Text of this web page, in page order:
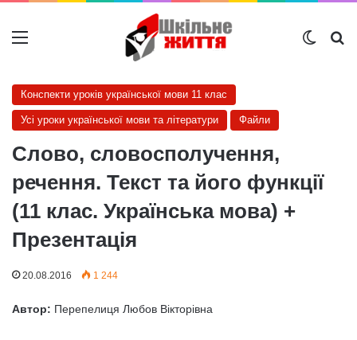
Меню
Конспекти уроків української мови 11 клас
Усі уроки української мови та літератури Файли
Слово, словосполучення,
речення. Текст та його функції
(11 клас. Українська мова) +
Презентація
20.08.2016 1 244
Автор: Перепелиця Любов Вікторівна